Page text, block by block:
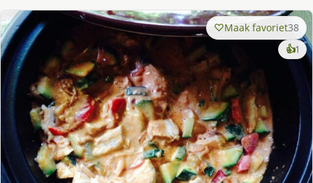
Maak favoriet38
👍1